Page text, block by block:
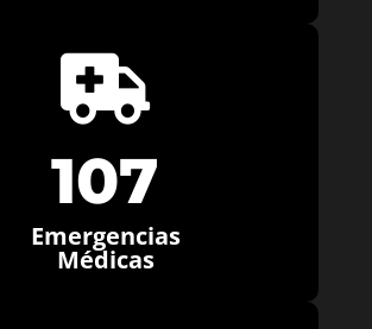

107
Emergencias
Médicas